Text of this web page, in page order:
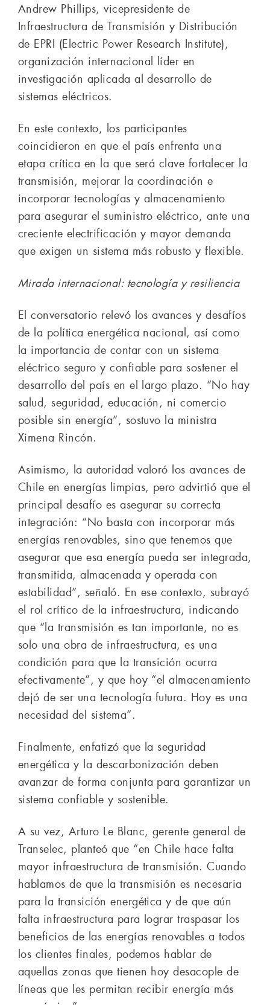
Andrew Phillips, vicepresidente de
Infraestructura de Transmisión y Distribución
de EPRI (Electric Power Research Institute),
organización internacional líder en
investigación aplicada al desarrollo de
sistemas eléctricos.
En este contexto, los participantes
coincidieron en que el país enfrenta una
etapa crítica en la que será clave fortalecer la
transmisión, mejorar la coordinación e
incorporar tecnologías y almacenamiento
para asegurar el suministro eléctrico, ante una
creciente electrificación y mayor demanda
que exigen un sistema más robusto y flexible.
Mirada internacional: tecnología y resiliencia
El conversatorio relevó los avances y desafíos
de la política energética nacional, así como
la importancia de contar con un sistema
eléctrico seguro y confiable para sostener el
desarrollo del país en el largo plazo. “No hay
salud, seguridad, educación, ni comercio
posible sin energía”, sostuvo la ministra
Ximena Rincón.
Asimismo, la autoridad valoró los avances de
Chile en energías limpias, pero advirtió que el
principal desafío es asegurar su correcta
integración: “No basta con incorporar más
energías renovables, sino que tenemos que
asegurar que esa energía pueda ser integrada,
transmitida, almacenada y operada con
estabilidad”, señaló. En ese contexto, subrayó
el rol crítico de la infraestructura, indicando
que “la transmisión es tan importante, no es
solo una obra de infraestructura, es una
condición para que la transición ocurra
efectivamente”, y que hoy “el almacenamiento
dejó de ser una tecnología futura. Hoy es una
necesidad del sistema”.
Finalmente, enfatizó que la seguridad
energética y la descarbonización deben
avanzar de forma conjunta para garantizar un
sistema confiable y sostenible.
A su vez, Arturo Le Blanc, gerente general de
Transelec, planteó que “en Chile hace falta
mayor infraestructura de transmisión. Cuando
hablamos de que la transmisión es necesaria
para la transición energética y de que aún
falta infraestructura para lograr traspasar los
beneficios de las energías renovables a todos
los clientes finales, podemos hablar de
aquellas zonas que tienen hoy desacople de
líneas que les permitan recibir energía más